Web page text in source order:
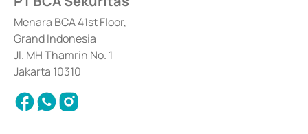
dan izin usaha lainnya dari Bank Indonesia sebagai Lembaga Pendukung
Penerbitan, Transaksi, serta Penatausahaan dan Penyelesaian Transaksi
Surat Berharga Komersial yang izinnya diterbitkan pada tahun 2018.
Menara BCA 41st Floor,
Grand Indonesia
Jl. MH Thamrin No. 1
Jakarta 10310